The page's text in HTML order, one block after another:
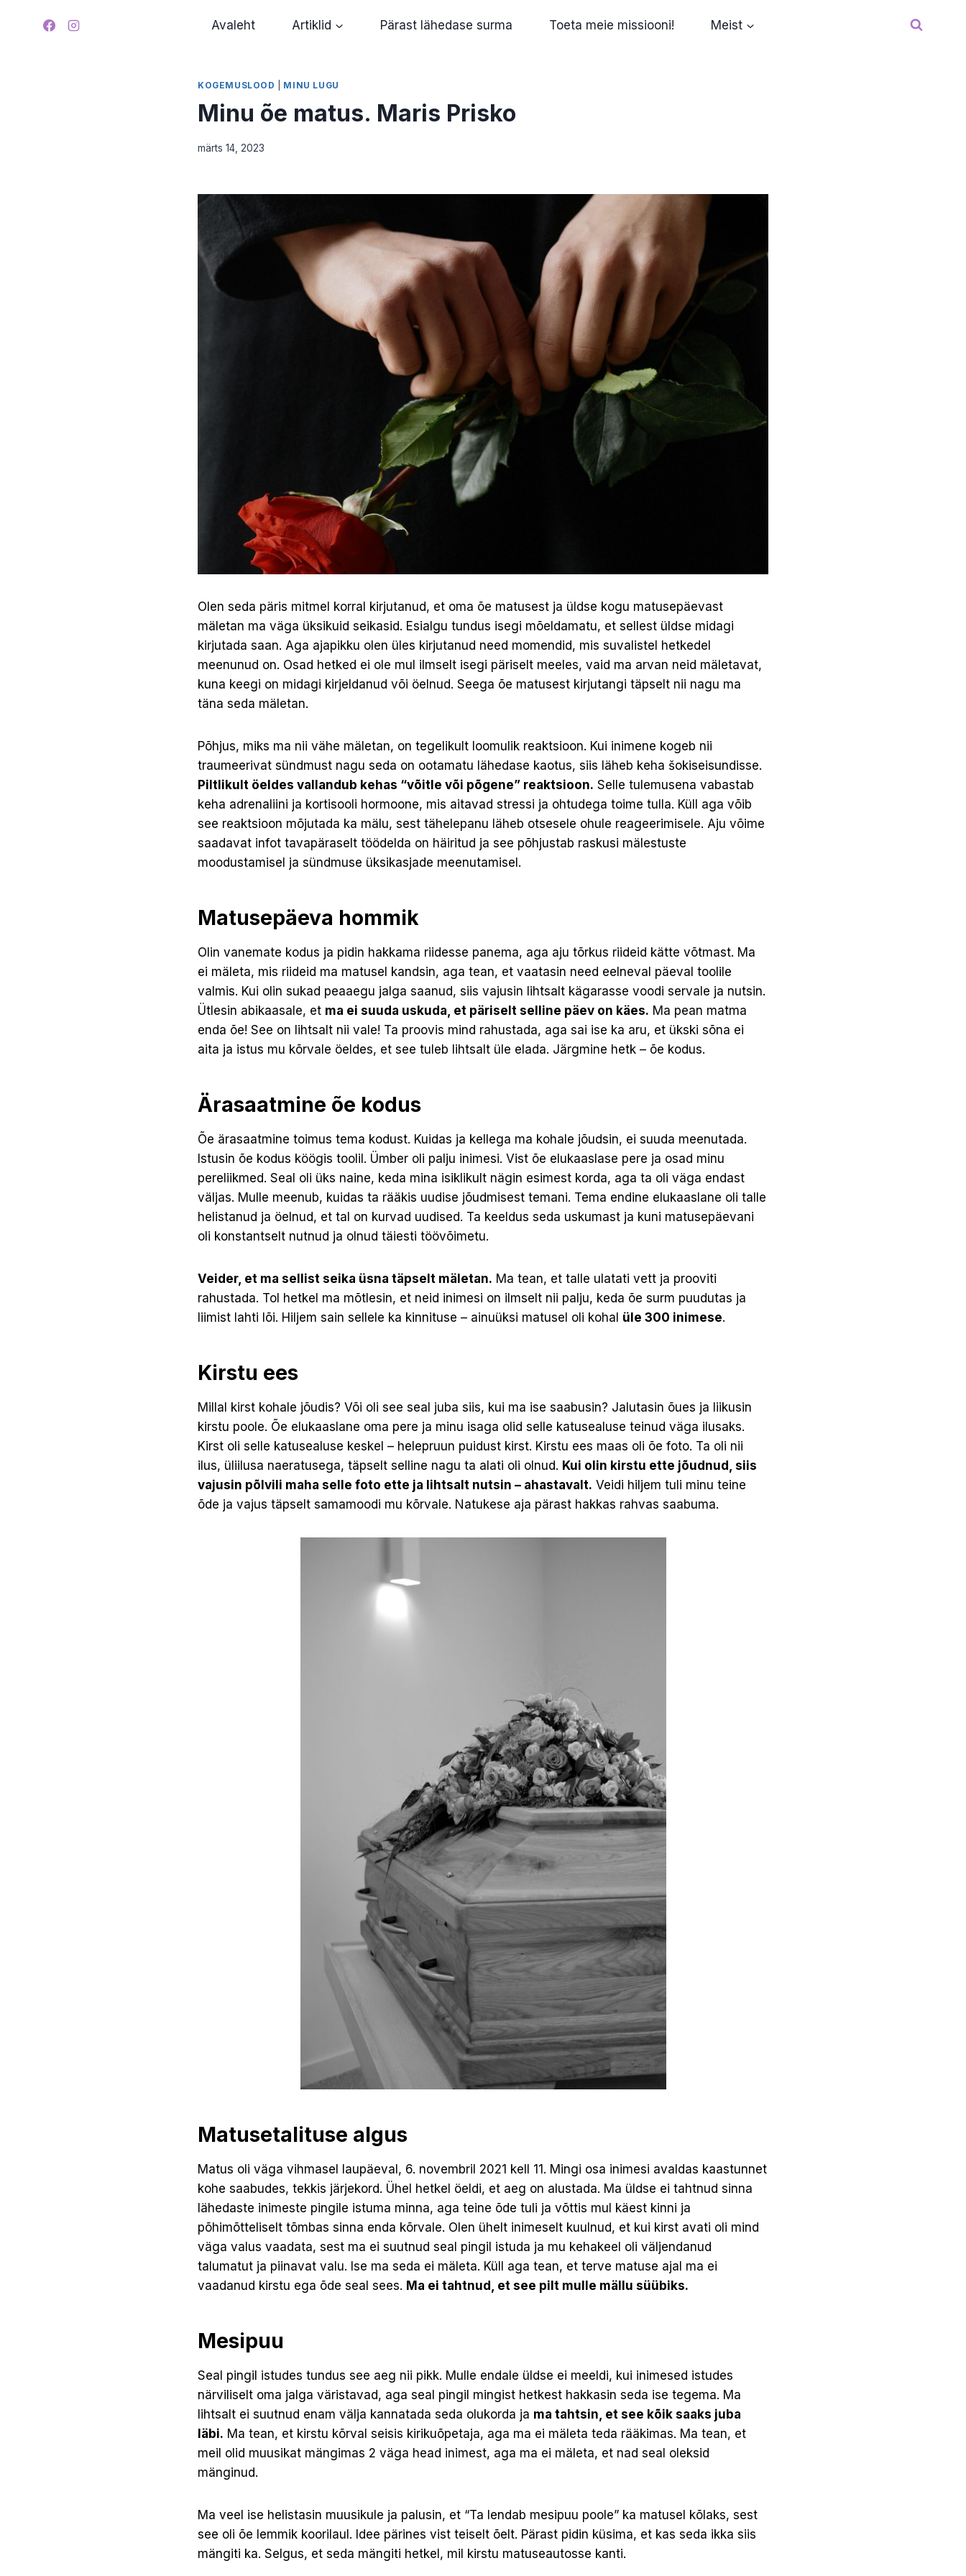
Avaleht Artiklid Pärast lähedase surma Toeta meie missiooni! Meist
KOGEMUSLOOD MINU LUGU
Minu õe matus. Maris Prisko
märts 14, 2023
Olen seda päris mitmel korral kirjutanud, et oma õe matusest ja üldse kogu matusepäevast
mäletan ma väga üksikuid seikasid. Esialgu tundus isegi mõeldamatu, et sellest üldse midagi
kirjutada saan. Aga ajapikku olen üles kirjutanud need momendid, mis suvalistel hetkedel
meenunud on. Osad hetked ei ole mul ilmselt isegi päriselt meeles, vaid ma arvan neid mäletavat,
kuna keegi on midagi kirjeldanud või öelnud. Seega õe matusest kirjutangi täpselt nii nagu ma
täna seda mäletan.
Põhjus, miks ma nii vähe mäletan, on tegelikult loomulik reaktsioon. Kui inimene kogeb nii
traumeerivat sündmust nagu seda on ootamatu lähedase kaotus, siis läheb keha šokiseisundisse.
Piltlikult öeldes vallandub kehas “võitle või põgene” reaktsioon. Selle tulemusena vabastab
keha adrenaliini ja kortisooli hormoone, mis aitavad stressi ja ohtudega toime tulla. Küll aga võib
see reaktsioon mõjutada ka mälu, sest tähelepanu läheb otsesele ohule reageerimisele. Aju võime
saadavat infot tavapäraselt töödelda on häiritud ja see põhjustab raskusi mälestuste
moodustamisel ja sündmuse üksikasjade meenutamisel.
Matusepäeva hommik
Olin vanemate kodus ja pidin hakkama riidesse panema, aga aju tõrkus riideid kätte võtmast. Ma
ei mäleta, mis riideid ma matusel kandsin, aga tean, et vaatasin need eelneval päeval toolile
valmis. Kui olin sukad peaaegu jalga saanud, siis vajusin lihtsalt kägarasse voodi servale ja nutsin.
Ütlesin abikaasale, et ma ei suuda uskuda, et päriselt selline päev on käes. Ma pean matma
enda õe! See on lihtsalt nii vale! Ta proovis mind rahustada, aga sai ise ka aru, et ükski sõna ei
aita ja istus mu kõrvale öeldes, et see tuleb lihtsalt üle elada. Järgmine hetk – õe kodus.
Ärasaatmine õe kodus
Õe ärasaatmine toimus tema kodust. Kuidas ja kellega ma kohale jõudsin, ei suuda meenutada.
Istusin õe kodus köögis toolil. Ümber oli palju inimesi. Vist õe elukaaslase pere ja osad minu
pereliikmed. Seal oli üks naine, keda mina isiklikult nägin esimest korda, aga ta oli väga endast
väljas. Mulle meenub, kuidas ta rääkis uudise jõudmisest temani. Tema endine elukaaslane oli talle
helistanud ja öelnud, et tal on kurvad uudised. Ta keeldus seda uskumast ja kuni matusepäevani
oli konstantselt nutnud ja olnud täiesti töövõimetu.
Veider, et ma sellist seika üsna täpselt mäletan. Ma tean, et talle ulatati vett ja prooviti
rahustada. Tol hetkel ma mõtlesin, et neid inimesi on ilmselt nii palju, keda õe surm puudutas ja
liimist lahti lõi. Hiljem sain sellele ka kinnituse – ainuüksi matusel oli kohal üle 300 inimese.
Kirstu ees
Millal kirst kohale jõudis? Või oli see seal juba siis, kui ma ise saabusin? Jalutasin õues ja liikusin
kirstu poole. Õe elukaaslane oma pere ja minu isaga olid selle katusealuse teinud väga ilusaks.
Kirst oli selle katusealuse keskel – helepruun puidust kirst. Kirstu ees maas oli õe foto. Ta oli nii
ilus, üliilusa naeratusega, täpselt selline nagu ta alati oli olnud. Kui olin kirstu ette jõudnud, siis
vajusin põlvili maha selle foto ette ja lihtsalt nutsin – ahastavalt. Veidi hiljem tuli minu teine
õde ja vajus täpselt samamoodi mu kõrvale. Natukese aja pärast hakkas rahvas saabuma.
Matusetalituse algus
Matus oli väga vihmasel laupäeval, 6. novembril 2021 kell 11. Mingi osa inimesi avaldas kaastunnet
kohe saabudes, tekkis järjekord. Ühel hetkel öeldi, et aeg on alustada. Ma üldse ei tahtnud sinna
lähedaste inimeste pingile istuma minna, aga teine õde tuli ja võttis mul käest kinni ja
põhimõtteliselt tõmbas sinna enda kõrvale. Olen ühelt inimeselt kuulnud, et kui kirst avati oli mind
väga valus vaadata, sest ma ei suutnud seal pingil istuda ja mu kehakeel oli väljendanud
talumatut ja piinavat valu. Ise ma seda ei mäleta. Küll aga tean, et terve matuse ajal ma ei
vaadanud kirstu ega õde seal sees. Ma ei tahtnud, et see pilt mulle mällu süübiks.
Mesipuu
Seal pingil istudes tundus see aeg nii pikk. Mulle endale üldse ei meeldi, kui inimesed istudes
närviliselt oma jalga väristavad, aga seal pingil mingist hetkest hakkasin seda ise tegema. Ma
lihtsalt ei suutnud enam välja kannatada seda olukorda ja ma tahtsin, et see kõik saaks juba
läbi. Ma tean, et kirstu kõrval seisis kirikuõpetaja, aga ma ei mäleta teda rääkimas. Ma tean, et
meil olid muusikat mängimas 2 väga head inimest, aga ma ei mäleta, et nad seal oleksid
mänginud.
Ma veel ise helistasin muusikule ja palusin, et “Ta lendab mesipuu poole” ka matusel kõlaks, sest
see oli õe lemmik koorilaul. Idee pärines vist teiselt õelt. Pärast pidin küsima, et kas seda ikka siis
mängiti ka. Selgus, et seda mängiti hetkel, mil kirstu matuseautosse kanti.